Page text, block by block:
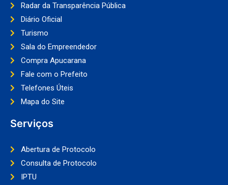
Radar da Transparência Pública
Diário Oficial
Turismo
Sala do Empreendedor
Compra Apucarana
Fale com o Prefeito
Telefones Úteis
Mapa do Site
Serviços
Abertura de Protocolo
Consulta de Protocolo
IPTU